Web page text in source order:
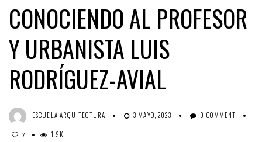
CONOCIENDO AL PROFESOR
Y URBANISTA LUIS
RODRÍGUEZ-AVIAL
ESCUELA ARQUITECTURA 3 MAYO, 2023 0 COMMENT
7 1.9K